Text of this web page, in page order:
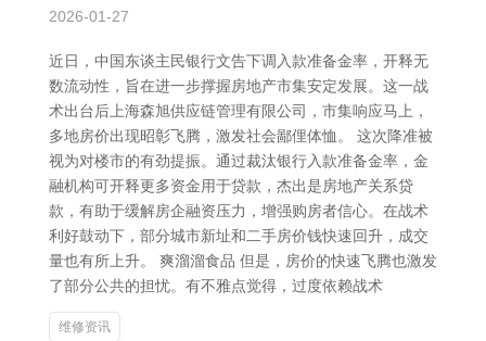
2026-01-27
近日，中国东谈主民银行文告下调入款准备金率，开释无
数流动性，旨在进一步撑握房地产市集安定发展。这一战
术出台后上海森旭供应链管理有限公司，市集响应马上，
多地房价出现昭彰飞腾，激发社会鄙俚体恤。 这次降准被
视为对楼市的有劲提振。通过裁汰银行入款准备金率，金
融机构可开释更多资金用于贷款，杰出是房地产关系贷
款，有助于缓解房企融资压力，增强购房者信心。在战术
利好鼓动下，部分城市新址和二手房价钱快速回升，成交
量也有所上升。 爽溜溜食品 但是，房价的快速飞腾也激发
了部分公共的担忧。有不雅点觉得，过度依赖战术
维修资讯